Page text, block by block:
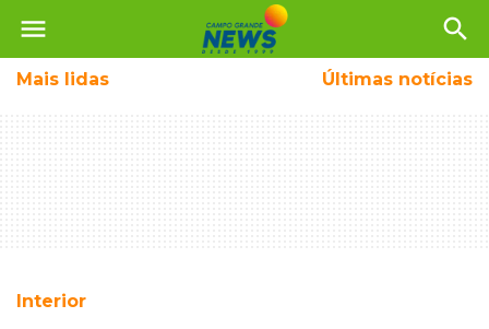
menu search
Mais lidas Últimas notícias
Interior